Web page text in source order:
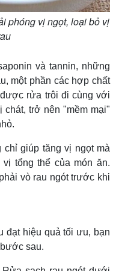
phóng vị ngọt, loại bỏ vị
và tannin, những
một phần các hợp chất
rửa trôi đi cùng với
trở nên "mềm mại"
chỉ giúp tăng vị ngọt mà
tổng thể của món ăn.
vò rau ngót trước khi
đạt hiệu quả tối ưu, bạn
sau.